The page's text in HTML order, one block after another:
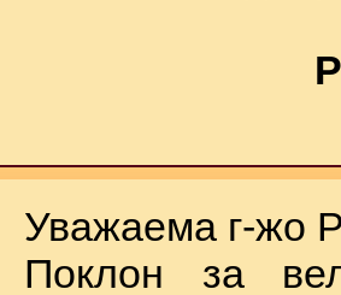
Уважаема г-жо
Поклон за